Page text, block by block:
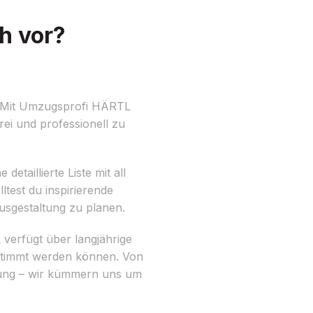
vor?
Umzugsprofi HÄRTL
und professionell zu
detaillierte Liste mit all
du inspirierende
zu planen.
über langjährige
werden können. Von
– wir kümmern uns um